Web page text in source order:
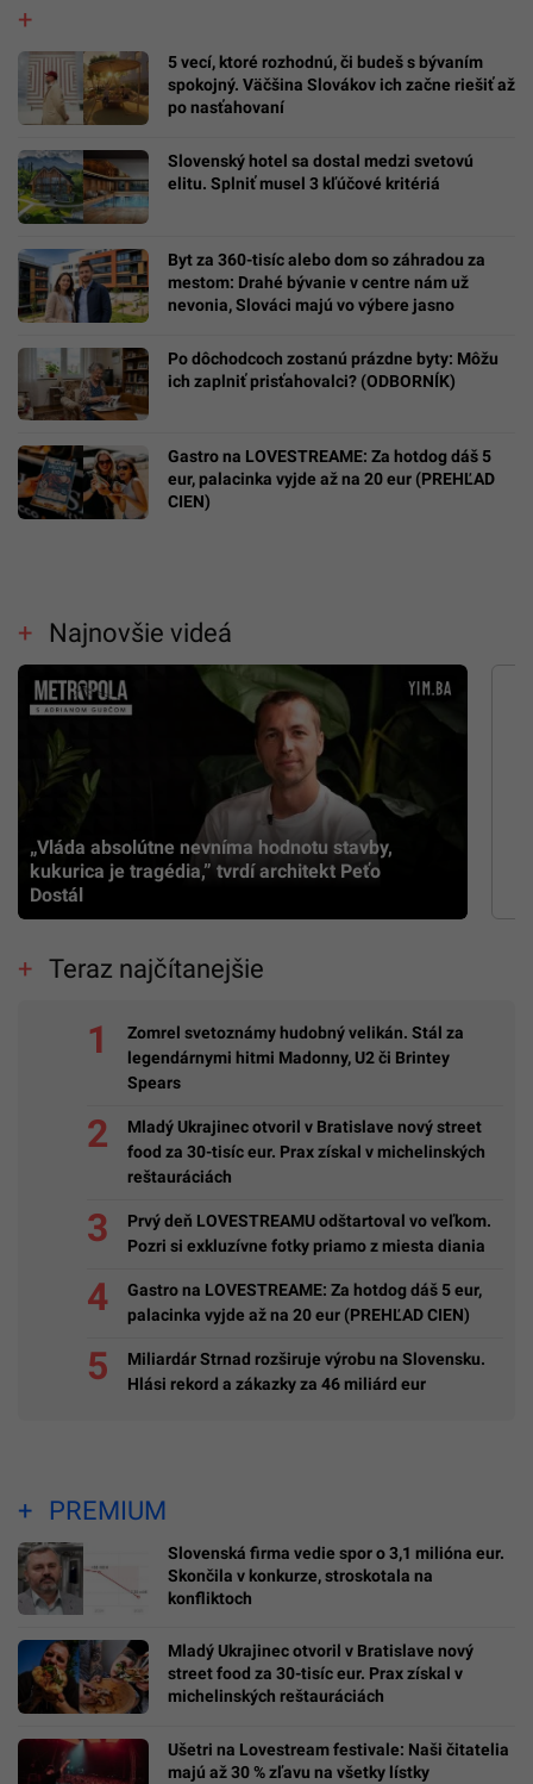
5 vecí, ktoré rozhodnú, či budeš s bývaním
spokojný. Väčšina Slovákov ich začne riešiť až
po nasťahovaní
Slovenský hotel sa dostal medzi svetovú
elitu. Splniť musel 3 kľúčové kritériá
Byt za 360-tisíc alebo dom so záhradou za
mestom: Drahé bývanie v centre nám už
nevonia, Slováci majú vo výbere jasno
Po dôchodcoch zostanú prázdne byty: Môžu
ich zaplniť prisťahovalci? (ODBORNÍK)
Gastro na LOVESTREAME: Za hotdog dáš 5
eur, palacinka vyjde až na 20 eur (PREHĽAD
CIEN)
Najnovšie videá
„Vláda absolútne nevníma hodnotu stavby,
kukurica je tragédia,” tvrdí architekt Peťo
Dostál
Teraz najčítanejšie
Zomrel svetoznámy hudobný velikán. Stál za
legendárnymi hitmi Madonny, U2 či Brintey
Spears
Mladý Ukrajinec otvoril v Bratislave nový street
food za 30-tisíc eur. Prax získal v michelinských
reštauráciách
Prvý deň LOVESTREAMU odštartoval vo veľkom.
Pozri si exkluzívne fotky priamo z miesta diania
Gastro na LOVESTREAME: Za hotdog dáš 5 eur,
palacinka vyjde až na 20 eur (PREHĽAD CIEN)
Miliardár Strnad rozširuje výrobu na Slovensku.
Hlási rekord a zákazky za 46 miliárd eur
PREMIUM
Slovenská firma vedie spor o 3,1 milióna eur.
Skončila v konkurze, stroskotala na
konfliktoch
Mladý Ukrajinec otvoril v Bratislave nový
street food za 30-tisíc eur. Prax získal v
michelinských reštauráciách
Ušetri na Lovestream festivale: Naši čitatelia
majú až 30 % zľavu na všetky lístky